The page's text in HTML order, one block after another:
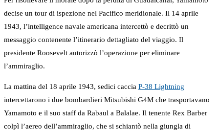
decise un tour di ispezione nel Pacifico meridionale. Il 14 aprile
1943, l’intelligence navale americana intercettò e decrittò un
messaggio contenente l’itinerario dettagliato del viaggio. Il
presidente Roosevelt autorizzò l’operazione per eliminare
l’ammiraglio.
La mattina del 18 aprile 1943, sedici caccia P-38 Lightning
intercettarono i due bombardieri Mitsubishi G4M che trasportavano
Yamamoto e il suo staff da Rabaul a Balalae. Il tenente Rex Barber
colpì l’aereo dell’ammiraglio, che si schiantò nella giungla di